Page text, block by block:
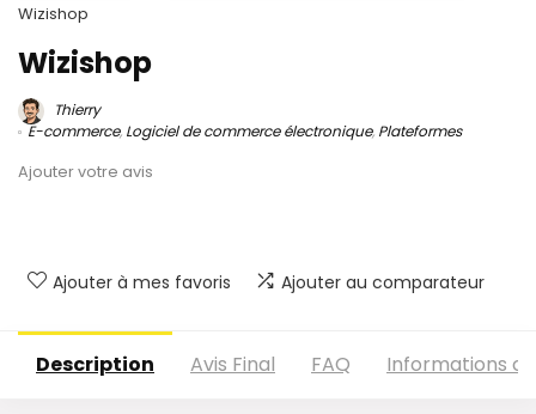
Wizishop
Wizishop
Thierry
E-commerce, Logiciel de commerce électronique, Plateformes
Ajouter votre avis
Ajouter à mes favoris Ajouter au comparateur
Description Avis Final FAQ Informations